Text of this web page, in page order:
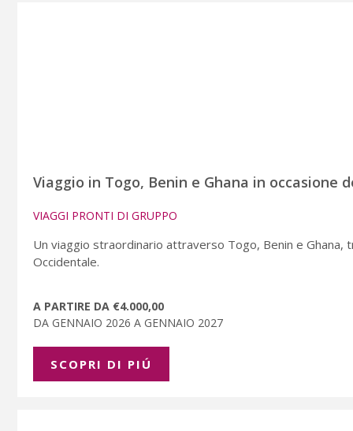
Viaggio in Togo, Benin e Ghana in occasione
VIAGGI PRONTI DI GRUPPO
Un viaggio straordinario attraverso Togo, Benin e Ghana,
Occidentale.
A PARTIRE DA €4.000,00
DA GENNAIO 2026 A GENNAIO 2027
SCOPRI DI PIÚ